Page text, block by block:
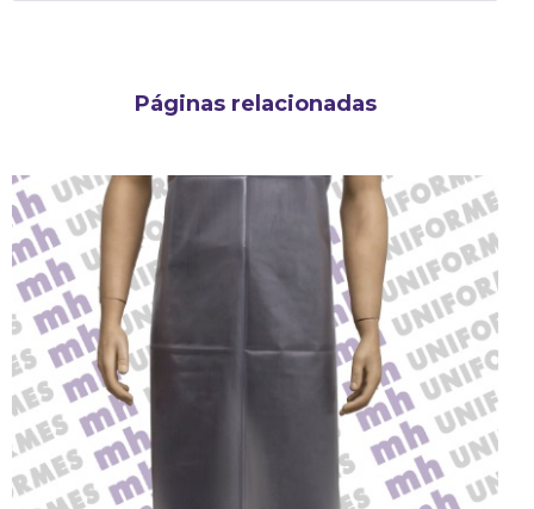
Páginas relacionadas